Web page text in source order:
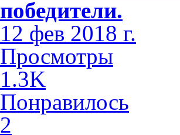
победители.
12 фев 2018 г.
Просмотры
1.3K
Понравилось
2